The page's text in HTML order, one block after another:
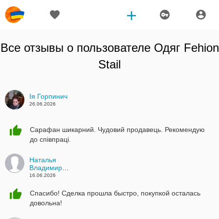
Все отзывы о пользователе Одяг Fehion
Stail
Ія Горпинич
26.06.2026
Сарафан шикарний. Чудовий продавець. Рекомендую
до співпраці.
Наталья
16.06.2026
Спасибо! Сделка прошла быстро, покупкой осталась
довольна!